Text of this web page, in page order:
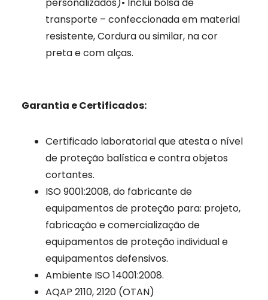
personalizados)• Inclui bolsa de
transporte – confeccionada em material
resistente, Cordura ou similar, na cor
preta e com alças.
Garantia e Certificados:
Certificado laboratorial que atesta o nível
de proteção balística e contra objetos
cortantes.
ISO 9001:2008, do fabricante de
equipamentos de proteção para: projeto,
fabricação e comercialização de
equipamentos de proteção individual e
equipamentos defensivos.
Ambiente ISO 14001:2008.
AQAP 2110, 2120 (OTAN)